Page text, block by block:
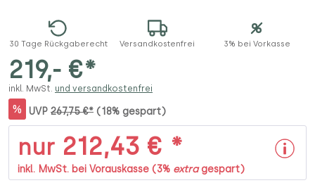
30 Tage Rückgaberecht Versandkostenfrei 3% bei Vorkasse
219,- €*
inkl. MwSt. und versandkostenfrei
% UVP 267,75 €* (18% gespart)
nur 212,43 € *
inkl. MwSt. bei Vorauskasse (3% extragespart)